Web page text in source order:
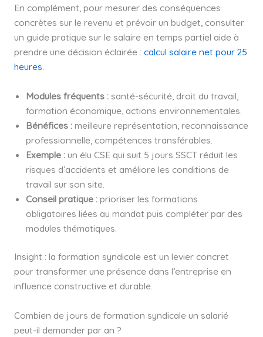
En complément, pour mesurer des conséquences
concrètes sur le revenu et prévoir un budget, consulter
un guide pratique sur le salaire en temps partiel aide à
prendre une décision éclairée : calcul salaire net pour 25
heures.
Modules fréquents :santé-sécurité, droit du travail,
formation économique, actions environnementales.
Bénéfices :meilleure représentation, reconnaissance
professionnelle, compétences transférables.
Exemple :un élu CSE qui suit 5 jours SSCT réduit les
risques d’accidents et améliore les conditions de
travail sur son site.
Conseil pratique :prioriser les formations
obligatoires liées au mandat puis compléter par des
modules thématiques.
Insight : la formation syndicale est un levier concret
pour transformer une présence dans l’entreprise en
influence constructive et durable.
Combien de jours de formation syndicale un salarié
peut-il demander par an ?